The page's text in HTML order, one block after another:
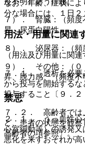
７）． 腎臓：（頻度
昇、尿蛋白陽性。
８）． 泌尿器：（頻
９）． その他：（０
昇、脱力感、（頻度不
禁忌
２．１． うっ血性心
心室細動等）の誘発
悪化を来すおそれが高
なお、年齢、症状に
分な場合には、１日２
用法・用量に関連
（用法及び用量に関連
７．１． 透析を必要
から投与を開始する
投与すること〔９．２
７．２． 高齢者では
ど、患者の状態を観
高齢者の項参照〕。